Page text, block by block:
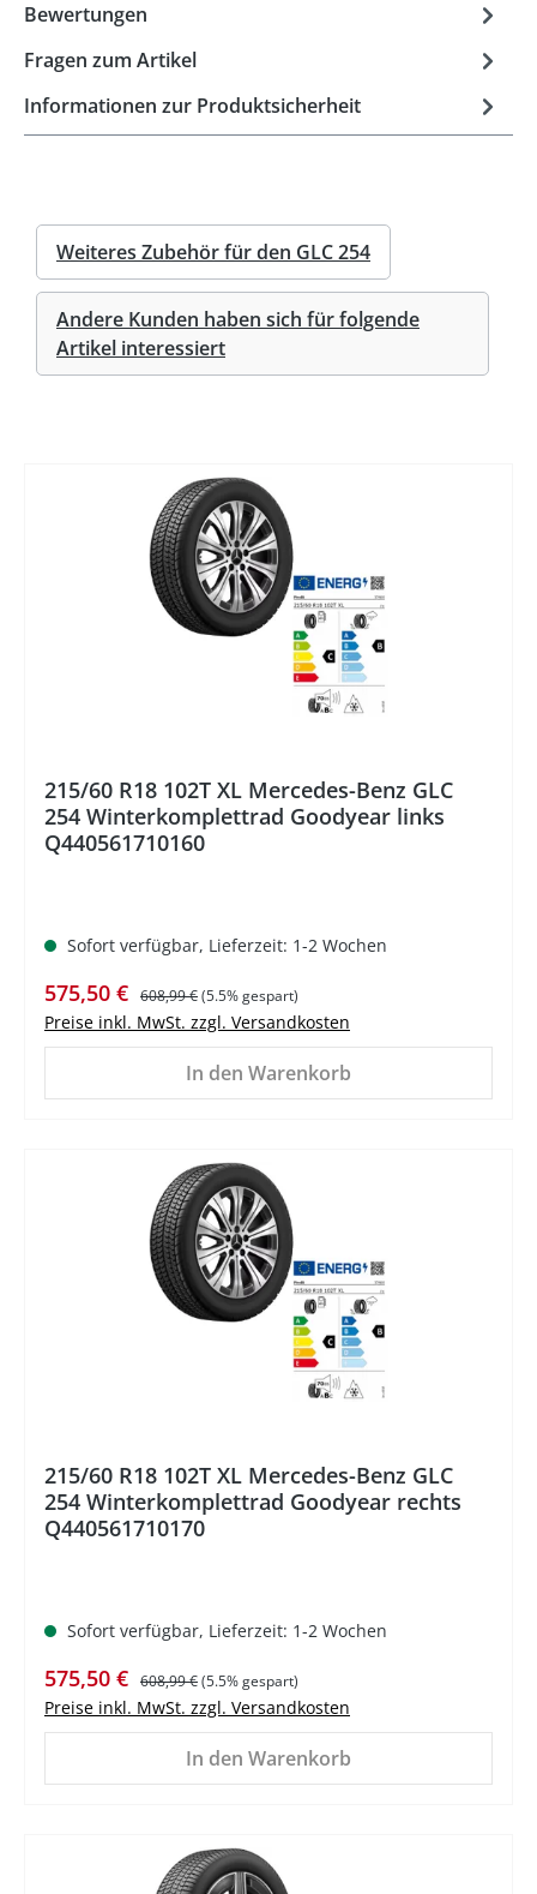
Bewertungen
Fragen zum Artikel
Informationen zur Produktsicherheit
Weiteres Zubehör für den GLC 254
Andere Kunden haben sich für folgende
Artikel interessiert
215/60 R18 102T XL Mercedes-Benz GLC
254 Winterkomplettrad Goodyear links
Q440561710160
Sofort verfügbar, Lieferzeit: 1-2 Wochen
Verkaufspreis:
575,50 € Regulärer Preis:
608,99 €(5.5% gespart)
Preise inkl. MwSt. zzgl. Versandkosten
In den Warenkorb
215/60 R18 102T XL Mercedes-Benz GLC
254 Winterkomplettrad Goodyear rechts
Q440561710170
Sofort verfügbar, Lieferzeit: 1-2 Wochen
Verkaufspreis:
575,50 € Regulärer Preis:
608,99 €(5.5% gespart)
Preise inkl. MwSt. zzgl. Versandkosten
In den Warenkorb